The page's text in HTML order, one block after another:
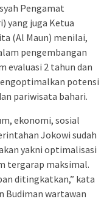
Pengamat
yang juga Ketua
(Al Maun) menilai,
pengembangan
evaluasi 2 tahun dan
potensi
pariwisata bahari.
ekonomi, sosial
Jokowi sudah
yakni optimalisasi
tergarap maksimal.
ditingkatkan,” kata
Budiman wartawan